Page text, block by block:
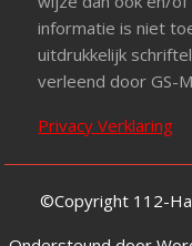
informatie is niet
uitdrukkelijk
verleend door GS-
Privacy Verklaring
©Copyright 112-